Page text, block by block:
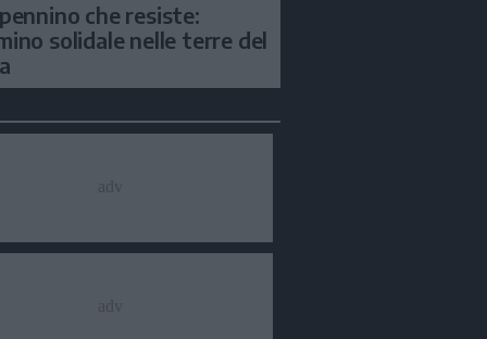
che resiste:
solidale nelle terre del